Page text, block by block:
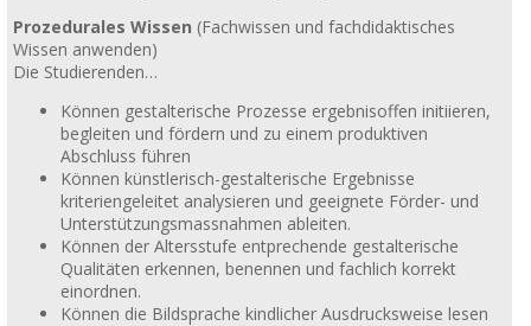
Prozedurales Wissen (Fachwissen und fachdidaktisches
Wissen anwenden)
Die Studierenden…
Können gestalterische Prozesse ergebnisoffen initiieren,
begleiten und fördern und zu einem produktiven
Abschluss führen
Können künstlerisch-gestalterische Ergebnisse
kriteriengeleitet analysieren und geeignete Förder- und
Unterstützungsmassnahmen ableiten.
Können der Altersstufe entprechende gestalterische
Qualitäten erkennen, benennen und fachlich korrekt
einordnen.
Können die Bildsprache kindlicher Ausdrucksweise lesen